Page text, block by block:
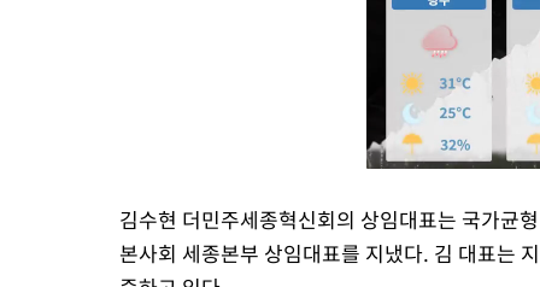
김수현 더민주세종혁신회의 상임대표는 국가균
본사회 세종본부 상임대표를 지냈다. 김 대표는